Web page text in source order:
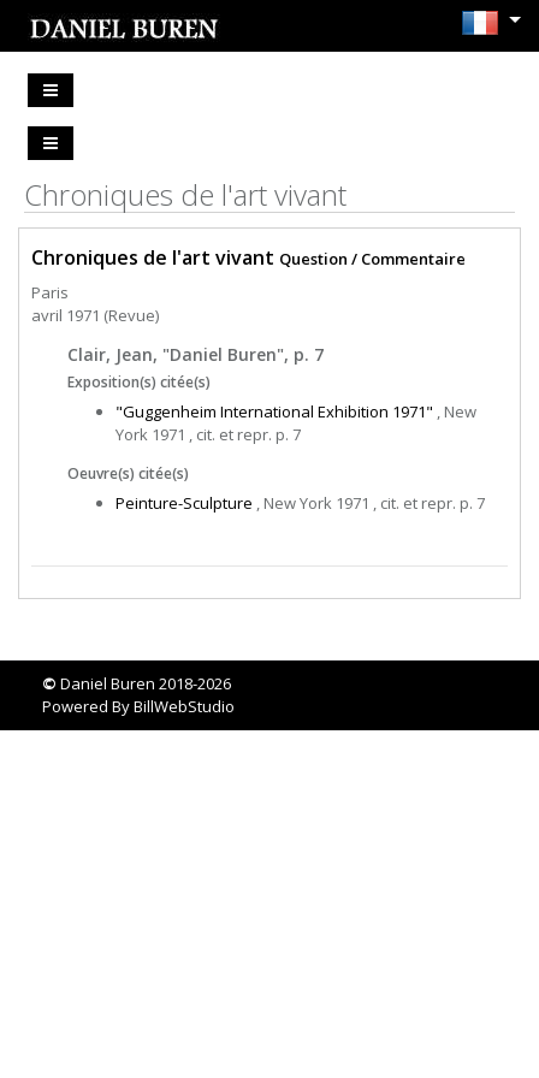
Chroniques de l'art vivant
Chroniques de l'art vivant Question / Commentaire
Paris
avril 1971 (Revue)
Clair, Jean, "Daniel Buren", p. 7
Exposition(s) citée(s)
"Guggenheim International Exhibition 1971" , New
York 1971 , cit. et repr. p. 7
Oeuvre(s) citée(s)
Peinture-Sculpture , New York 1971 , cit. et repr. p. 7
© Daniel Buren 2018-2026
Powered ByBillWebStudio